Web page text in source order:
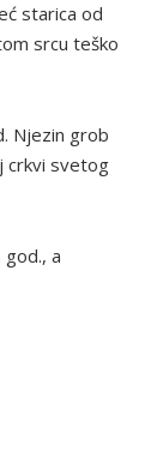
starica od
srcu teško
Njezin grob
crkvi svetog
a